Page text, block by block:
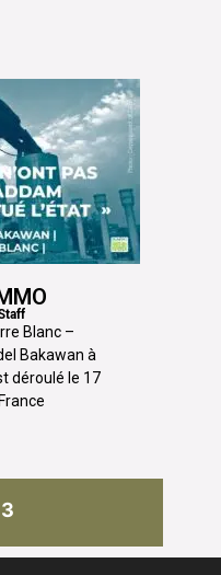
Blanc –
Bakawan à
déroulé le 17
3